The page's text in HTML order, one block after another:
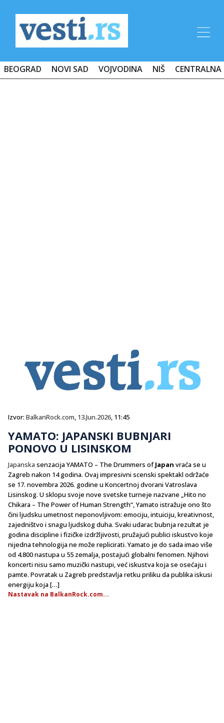
BEOGRAD NOVI SAD VOJVODINA NIŠ CENTRALNA
Izvor: BalkanRock.com, 13.Jun.2026, 11:45
YAMATO: JAPANSKI BUBNJARI
PONOVO U LISINSKOM
Japanska senzacija YAMATO – The Drummers ofJapan vraća se u
Zagreb nakon 14 godina. Ovaj impresivni scenski spektakl održaće
se 17. novembra 2026. godine u Koncertnoj dvorani Vatroslava
Lisinskog. U sklopu svoje nove svetske turneje nazvane „Hito no
Chikara – The Power of Human Strength“, Yamato istražuje ono što
čini ljudsku umetnost neponovljivom: emociju, intuiciju, kreativnost,
zajedništvo i snagu ljudskog duha. Svaki udarac bubnja rezultat je
godina discipline i fizičke izdržljivosti, pružajući publici iskustvo koje
nijedna tehnologija ne može replicirati. Yamato je do sada imao više
od 4.800 nastupa u 55 zemalja, postajući globalni fenomen. Njihovi
koncerti nisu samo muzički nastupi, već iskustva koja se osećaju i
pamte. Povratak u Zagreb predstavlja retku priliku da publika iskusi
energiju koja […]
Nastavak na BalkanRock.com...